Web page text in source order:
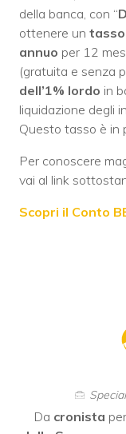
della banca, con “
ottenere un
annuo per 12
(gratuita e senza
dell’1% lordo in
liquidazione degli
Questo tasso è in
Per conoscere
vai al link
Scopri il Conto
Da cronista per